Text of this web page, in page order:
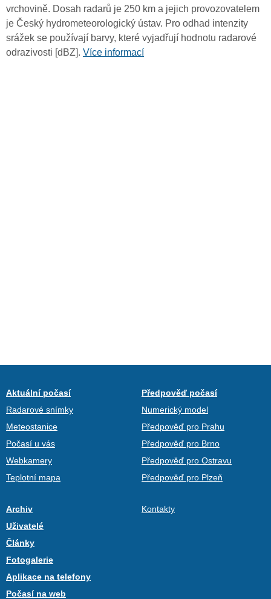
vrchovině. Dosah radarů je 250 km a jejich provozovatelem
je Český hydrometeorologický ústav. Pro odhad intenzity
srážek se používají barvy, které vyjadřují hodnotu radarové
odrazivosti [dBZ]. Více informací
Aktuální počasí
Radarové snímky
Meteostanice
Počasí u vás
Webkamery
Teplotní mapa
Předpověď počasí
Numerický model
Předpověď pro Prahu
Předpověď pro Brno
Předpověď pro Ostravu
Předpověď pro Plzeň
Archiv
Uživatelé
Články
Fotogalerie
Aplikace na telefony
Počasí na web
Kontakty